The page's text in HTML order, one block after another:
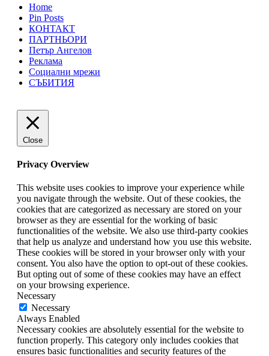
Home
Pin Posts
КОНТАКТ
ПАРТНЬОРИ
Петър Ангелов
Реклама
Социални мрежи
СЪБИТИЯ
Close
Privacy Overview
This website uses cookies to improve your experience while
you navigate through the website. Out of these cookies, the
cookies that are categorized as necessary are stored on your
browser as they are essential for the working of basic
functionalities of the website. We also use third-party cookies
that help us analyze and understand how you use this website.
These cookies will be stored in your browser only with your
consent. You also have the option to opt-out of these cookies.
But opting out of some of these cookies may have an effect
on your browsing experience.
Necessary
Necessary
Always Enabled
Necessary cookies are absolutely essential for the website to
function properly. This category only includes cookies that
ensures basic functionalities and security features of the